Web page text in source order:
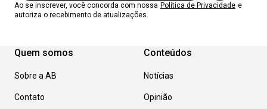
Ao se inscrever, você concorda com nossa Política de Privacidade e
autoriza o recebimento de atualizações.
Quem somos
Sobre a AB
Contato
Conteúdos
Notícias
Opinião